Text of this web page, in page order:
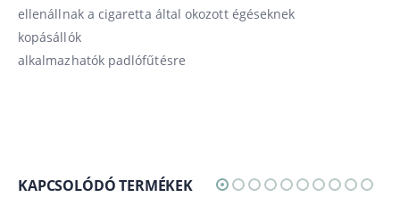
ellenállnak a cigaretta által okozott égéseknek
kopásállók
alkalmazhatók padlófűtésre
KAPCSOLÓDÓ TERMÉKEK